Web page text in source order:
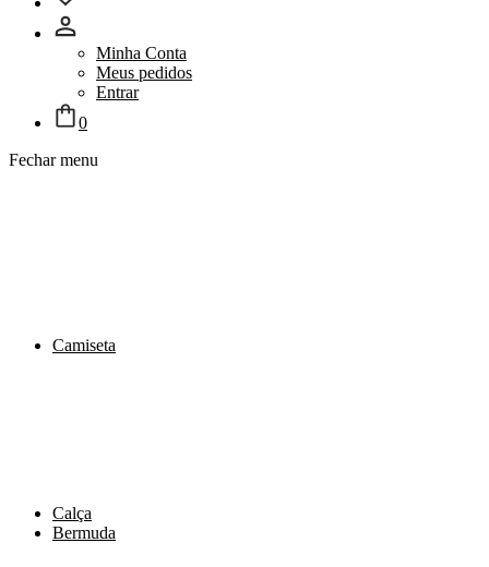
Minha Conta
Meus pedidos
Entrar
0
Fechar menu
Camiseta
Calça
Bermuda